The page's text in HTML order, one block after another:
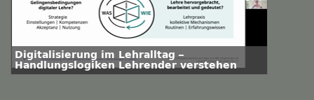
Digitalisierung im Lehralltag –
Handlungslogiken Lehrender verstehen